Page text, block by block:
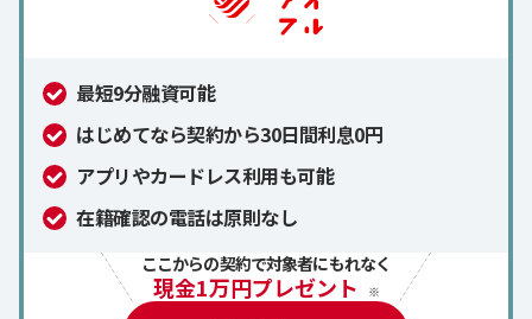
最短9分融資可能
はじめてなら契約から30日間利息0円
アプリやカードレス利用も可能
在籍確認の電話は原則なし
ここからの契約で対象者にもれなく
現金1万円プレゼント ※